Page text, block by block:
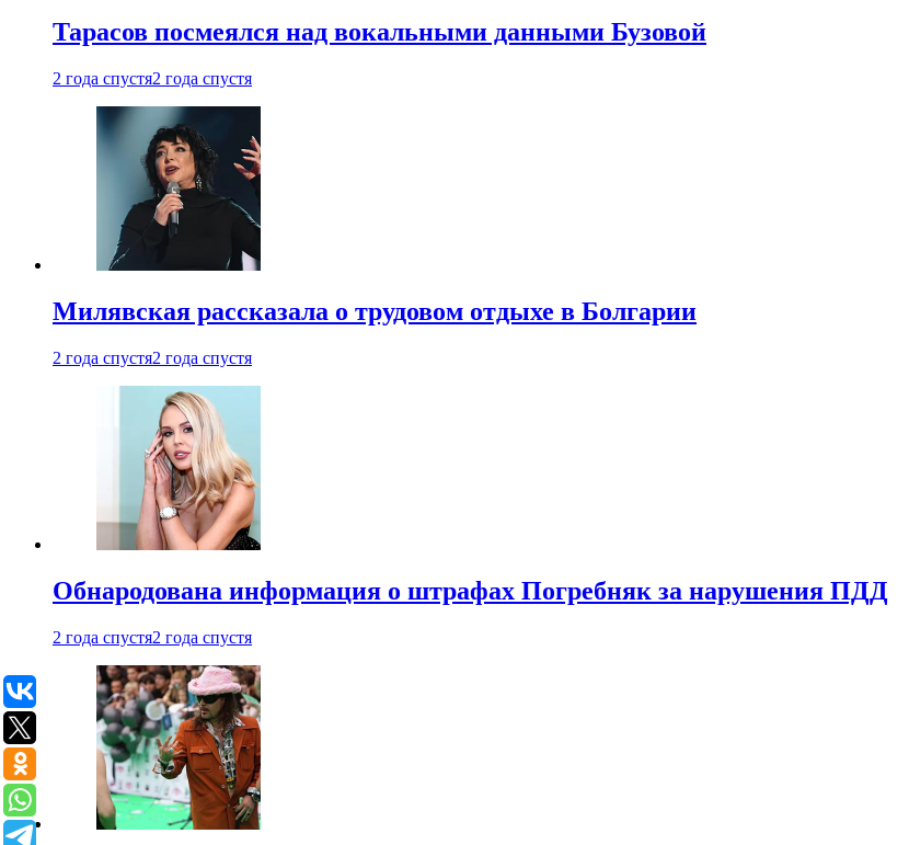
Тарасов посмеялся над вокальными данными Бузовой
2 года спустя2 года спустя
Милявская рассказала о трудовом отдыхе в Болгарии
2 года спустя2 года спустя
Обнародована информация о штрафах Погребняк за нарушения ПДД
2 года спустя2 года спустя